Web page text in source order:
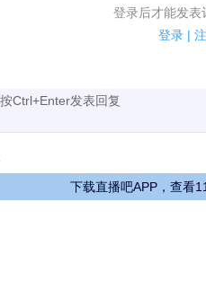
登录后才能发表
登录 |
新用户可以发表评论了！
按Ctrl+Enter发表回复
下载直播吧APP，查看